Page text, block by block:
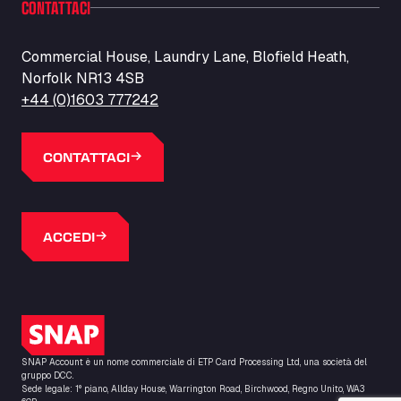
Barneys Diner
Bars Logistics Ltd
Elm Farm Depot, CO6 1HU
Bartrums Haulage & Storage
Basiq Truck Cleaning Amsterdam
Fahrenheitweg 20, 6101 WR
Basiq Truck Cleaning Hoogeveen
A.G. Bellstraat 35A, 7903 AD
16 Inchmuir Road, EH48 2EP
Batim Truckstop
Lar Bck Z 7 Mennen, 8930
Baumann Spedition Dresden GmbH
CONTATTACI
Commercial House, Laundry Lane, Blofield Heath,
Norfolk NR13 4SB
+44 (0)1603 777242
CONTATTACI
ACCEDI
Logo SNAP
SNAP Account è un nome commerciale di ETP Card Processing Ltd, una società del
gruppo DCC.
Sede legale: 1° piano, Allday House, Warrington Road, Birchwood, Regno Unito, WA3